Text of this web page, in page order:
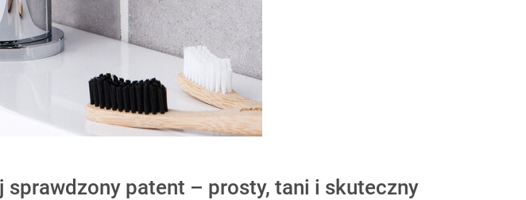
sprawdzony patent – prosty, tani i skuteczny